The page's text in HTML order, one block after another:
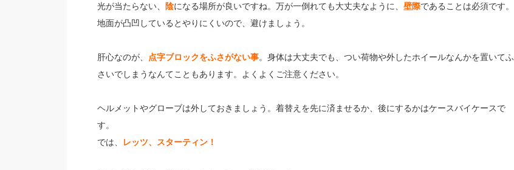
光が当たらない、
陰になる場所が良いですね。万が一倒れても大丈夫なように、 壁際であることは必須です。
地面が凸凹しているとやりにくいので、避けましょう。
肝心なのが、 点字ブロックをふさがない事。身体は大丈夫でも、つい荷物や外したホイールなんかを置いてふ
さいでしまうなんてこともあります。よくよくご注意ください。
ヘルメットやグローブは外しておきましょう。着替えを先に済ませるか、後にするかはケースバイケースで
す。
では、
レッツ、スターティン！